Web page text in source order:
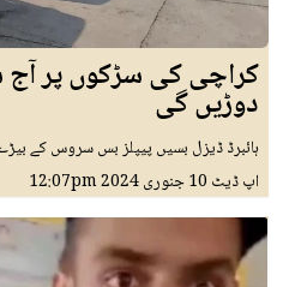
دوڑیں گی
ہائبرڈ ڈیزل بسیں پیپلز بس سروس کے
اپ ڈیٹ 10 جنوری 2024 12:07pm